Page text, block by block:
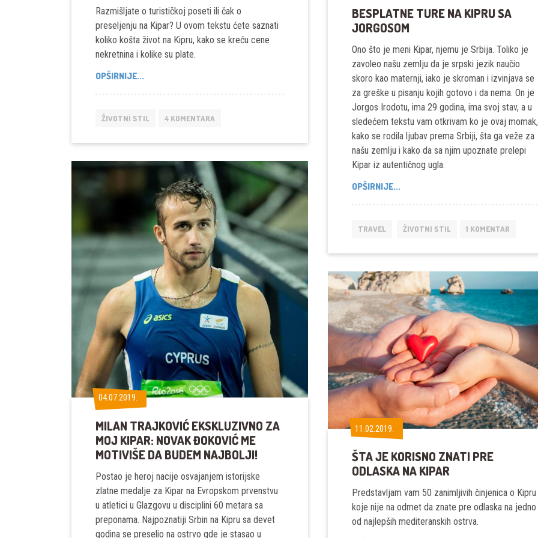
Razmišljate o turističkoj poseti ili čak o
preseljenju na Kipar? U ovom tekstu ćete saznati
koliko košta život na Kipru, kako se kreću cene
nekretnina i kolike su plate.
OPŠIRNIJE...KOLIKO
NA
KOLIKE
PLATE?
ŽIVOTNI STIL 4 KOMENTARA
BESPLATNE TURE NA KIPRU SA
JORGOSOM
Ono što je meni Kipar, njemu je Srbija. Toliko je
zavoleo našu zemlju da je srpski jezik naučio
skoro kao maternji, iako je skroman i izvinjava se
za greške u pisanju kojih gotovo i da nema. On je
Jorgos Irodotu, ima 29 godina, ima svoj stav, a u
sledećem tekstu vam otkrivam ko je ovaj momak,
kako se rodila ljubav prema Srbiji, šta ga veže za
našu zemlju i kako da sa njim upoznate prelepi
Kipar iz autentičnog ugla.
OPŠIRNIJE...
KIPRU
JORGOSOM
TRAVEL ŽIVOTNI STIL 1 KOMENTAR
04.07.2019.
04.07.2019.
MILAN TRAJKOVIĆ EKSKLUZIVNO ZA
MOJ KIPAR: NOVAK ĐOKOVIĆ ME
MOTIVIŠE DA BUDEM NAJBOLJI!
Postao je heroj nacije osvajanjem istorijske
zlatne medalje za Kipar na Evropskom prvenstvu
u atletici u Glazgovu u disciplini 60 metara sa
preponama. Najpoznatiji Srbin na Kipru sa devet
godina se preselio na ostrvo gde je stasao u
11.02.2019.
11.02.2019.
ŠTA JE KORISNO ZNATI PRE
ODLASKA NA KIPAR
Predstavljam vam 50 zanimljivih činjenica o Kipru
koje nije na odmet da znate pre odlaska na jedno
od najlepših mediteranskih ostrva.